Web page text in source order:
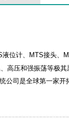
位计、MTS接头、
压和强振荡等极
公司是全球第一家开